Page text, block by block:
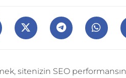
sitenizin SEO